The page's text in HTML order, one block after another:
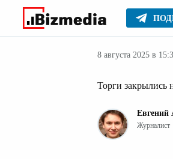
Главное
8 августа 2025 в
Торги закрылись
Евгений
Журналист